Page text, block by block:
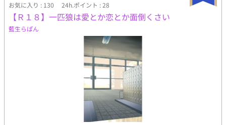
お気に入り : 130 24h.ポイント : 28
【Ｒ１８】一匹狼は愛とか恋とか面倒くさい
藍生らぱん